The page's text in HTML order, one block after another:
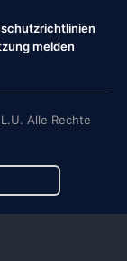
melden
Alle Rechte